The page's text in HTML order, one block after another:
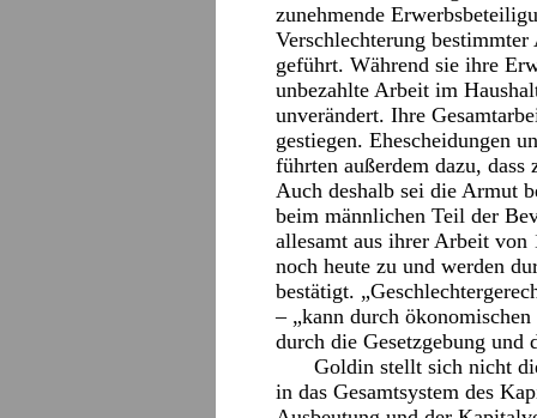
zunehmende
Verschlechterung
geführt. Während sie ihre
unbezahlte Arbeit im
unverändert. Ihre
gestiegen. Ehescheidungen
führten außerdem dazu,
Auch deshalb sei die Armut
beim männlichen Teil der
allesamt aus ihrer Arbeit von
noch heute zu und werden
bestätigt.
– „kann durch
durch die Gesetzgebung und
Goldin stellt sich nicht
in das Gesamtsystem des